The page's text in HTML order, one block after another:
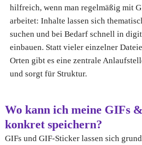
hilfreich, wenn man regelmäßig mit
arbeitet: Inhalte lassen sich
suchen und bei Bedarf schnell in
einbauen. Statt vieler einzelner
Orten gibt es eine zentrale
und sorgt für Struktur.
Wo kann ich meine GIFs
konkret speichern?
GIFs und GIF-Sticker lassen sich